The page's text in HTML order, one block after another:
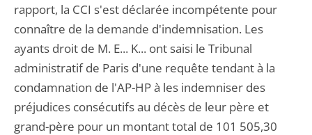
rapport, la CCI s'est déclarée incompétente pour
connaître de la demande d'indemnisation. Les
ayants droit de M. E... K... ont saisi le Tribunal
administratif de Paris d'une requête tendant à la
condamnation de l'AP-HP à les indemniser des
préjudices consécutifs au décès de leur père et
grand-père pour un montant total de 101 505,30